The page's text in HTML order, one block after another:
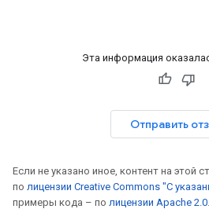
Эта информация
Отправить
Если не указано иное, контент на этой
по лицензии Creative Commons "С
примеры кода – по лицензии Apache 2.0